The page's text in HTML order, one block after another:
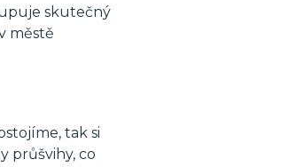
skutečný
městě
tak si
průšvihy, co